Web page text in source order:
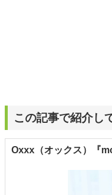
この記事で紹介し
Oxxx（オックス）『